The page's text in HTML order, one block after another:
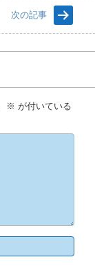
次の記事
※ が付いている